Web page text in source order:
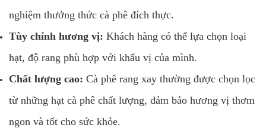
nghiệm thưởng thức cà phê đích thực.
Tùy chỉnh hương vị: Khách hàng có thể lựa chọn loại
hạt, độ rang phù hợp với khẩu vị của mình.
Chất lượng cao: Cà phê rang xay thường được chọn lọc
từ những hạt cà phê chất lượng, đảm bảo hương vị thơm
ngon và tốt cho sức khỏe.